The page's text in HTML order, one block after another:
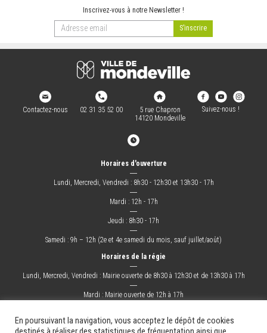
Inscrivez-vous à notre Newsletter !
Contactez-nous 02 31 35 52 00
5 rue Chapron
14120 Mondeville
Suivez-nous !
Horaires d'ouverture
―
Lundi, Mercredi, Vendredi : 8h30 - 12h30 et 13h30 - 17h
―
Mardi : 12h - 17h
―
Jeudi : 8h30 - 17h
―
Samedi : 9h – 12h (2e et 4e samedi du mois, sauf juillet/août)
Horaires de la régie
―
Lundi, Mercredi, Vendredi : Mairie ouverte de 8h30 à 12h30 et de 13h30 à 17h
―
Mardi : Mairie ouverte de 12h à 17h
En poursuivant la navigation, vous acceptez le dépôt de cookies